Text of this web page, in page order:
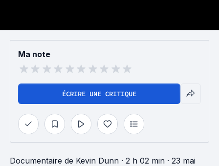
Ma note
ÉCRIRE UNE CRITIQUE
Documentaire de Kevin Dunn · 2 h 02 min · 23 mai